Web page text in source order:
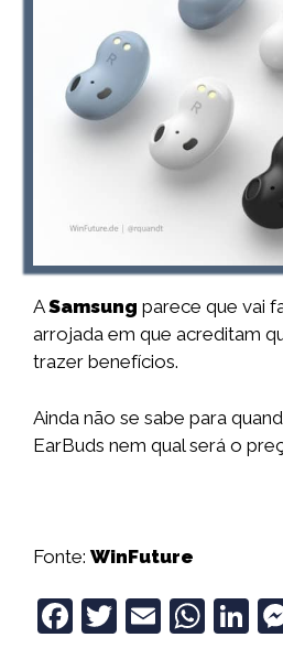
ASamsung parece que vai
arrojada em que acreditam
trazer benefícios.
Ainda não se sabe para
EarBuds nem qual será o
Fonte: WinFuture
F
T
E
W Li